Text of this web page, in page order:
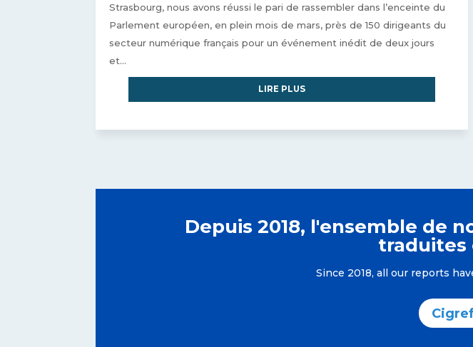
Strasbourg, nous avons réussi le pari de rassembler dans l’enceinte du
Parlement européen, en plein mois de mars, près de 150 dirigeants du
secteur numérique français pour un événement inédit de deux jours
et...
LIRE PLUS
Depuis 2018, l'ensemble de
traduites
Since 2018, all our reports